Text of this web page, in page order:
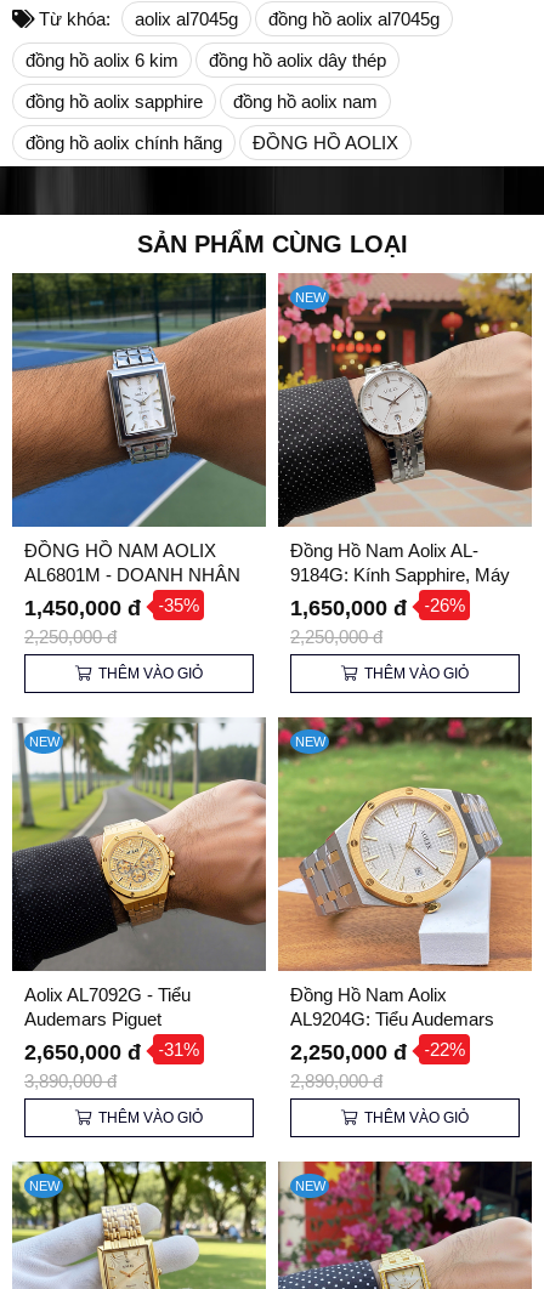
Từ khóa: aolix al7045g
đồng hồ aolix al7045g
đồng hồ aolix 6 kim
đồng hồ aolix dây thép
đồng hồ aolix sapphire
đồng hồ aolix nam
đồng hồ aolix chính hãng
ĐỒNG HỒ AOLIX
SẢN PHẨM CÙNG LOẠI
ĐỒNG HỒ NAM AOLIX
AL6801M - DOANH NHÂN
LỊCH LÃM
1,450,000 đ -35%
2,250,000 đ
THÊM VÀO GIỎ
NEW
Đồng Hồ Nam Aolix AL-
9184G: Kính Sapphire, Máy
Nhật, Giá Cực Tốt
1,650,000 đ -26%
2,250,000 đ
THÊM VÀO GIỎ
NEW
Aolix AL7092G - Tiểu
Audemars Piguet
2,650,000 đ -31%
3,890,000 đ
THÊM VÀO GIỎ
NEW
Đồng Hồ Nam Aolix
AL9204G: Tiểu Audemars
Piguet Của Giới Bình Dân
2,250,000 đ -22%
2,890,000 đ
THÊM VÀO GIỎ
NEW NEW